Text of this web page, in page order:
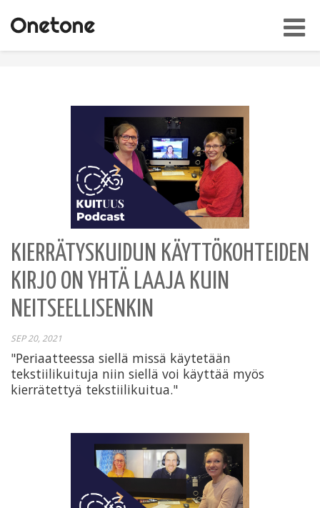
KIERRÄTYSKUIDUN KÄYTTÖKOHTEIDEN
KIRJO ON YHTÄ LAAJA KUIN
NEITSEELLISENKIN
SEP 20, 2021
"Periaatteessa siellä missä käytetään
tekstiilikuituja niin siellä voi käyttää myös
kierrätettyä tekstiilikuitua."